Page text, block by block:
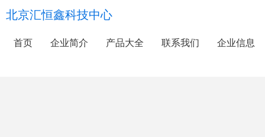
北京汇恒鑫科技中心
首页 企业简介 产品大全 联系我们 企业信息